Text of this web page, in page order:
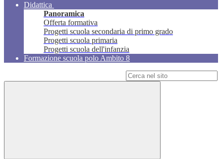
Didattica
Panoramica
Offerta formativa
Progetti scuola secondaria di primo grado
Progetti scuola primaria
Progetti scuola dell'infanzia
Formazione scuola polo Ambito 8